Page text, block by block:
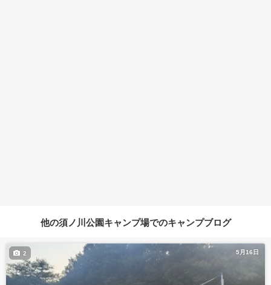
他の須ノ川公園キャンプ場でのキャンプブログ
5月16日
2